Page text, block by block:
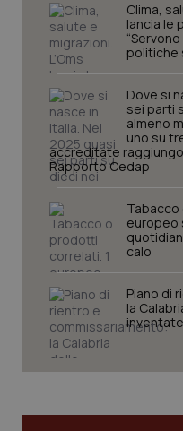
Clima,
lancia le
politiche
Dove si
sei parti
almeno
uno su
accreditate
Rapporto Cedap
Tabacco
europeo
calo
Piano di
la
inventate